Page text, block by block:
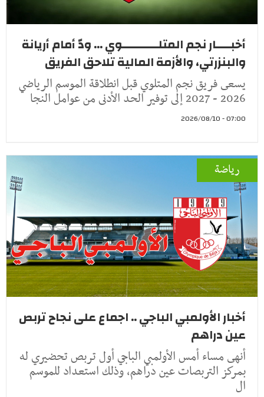
أخبــــار نجم المتلــــــــــوي ... ودّ أمام أريانة
والبنزرتي، والأزمة المالية تلاحق الفريق
يسعى فريق نجم المتلوي قبل انطلاقة الموسم الرياضي
2026 - 2027 إلى توفير الحد الأدنى من عوامل النجا
07:00 - 2026/08/10
رياضة
أخبار الأولمبي الباجي .. اجماع على نجاح تربص
عين دراهم
أنهى مساء أمس الأولمبي الباجي أول تربص تحضيري له
بمركز التربصات عين دراهم، وذلك استعداد للموسم
ال